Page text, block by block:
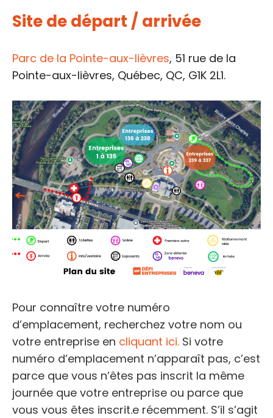
Site de départ / arrivée
Parc de la Pointe-aux-lièvres, 51 rue de la
Pointe-aux-lièvres, Québec, QC, G1K 2L1.
Pour connaître votre numéro
d’emplacement, recherchez votre nom ou
votre entreprise en cliquant ici. Si votre
numéro d’emplacement n’apparaît pas, c’est
parce que vous n’êtes pas inscrit la même
journée que votre entreprise ou parce que
vous vous êtes inscrit.e récemment. S’il s’agit